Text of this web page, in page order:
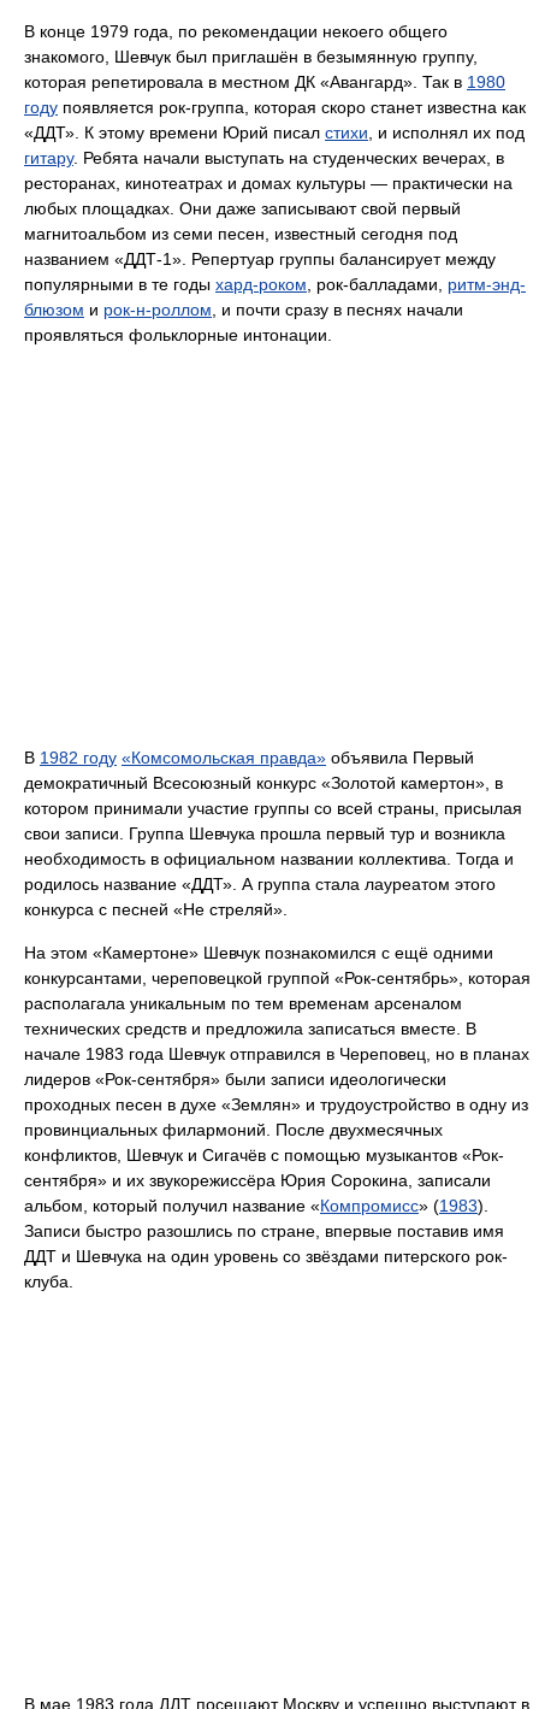
В конце 1979 года, по рекомендации некоего общего
знакомого, Шевчук был приглашён в безымянную группу,
которая репетировала в местном ДК «Авангард». Так в 1980
году появляется рок-группа, которая скоро станет известна как
«ДДТ». К этому времени Юрий писал стихи , и исполнял их под
гитару. Ребята начали выступать на студенческих вечерах, в
ресторанах, кинотеатрах и домах культуры — практически на
любых площадках. Они даже записывают свой первый
магнитоальбом из семи песен, известный сегодня под
названием «ДДТ-1». Репертуар группы балансирует между
популярными в те годы хард-роком , рок-балладами, ритм-энд-
блюзом и рок-н-роллом , и почти сразу в песнях начали
проявляться фольклорные интонации.
В 1982 году «Комсомольская правда» объявила Первый
демократичный Всесоюзный конкурс «Золотой камертон», в
котором принимали участие группы со всей страны, присылая
свои записи. Группа Шевчука прошла первый тур и возникла
необходимость в официальном названии коллектива. Тогда и
родилось название «ДДТ». А группа стала лауреатом этого
конкурса с песней «Не стреляй».
На этом «Камертоне» Шевчук познакомился с ещё одними
конкурсантами, череповецкой группой «Рок-сентябрь», которая
располагала уникальным по тем временам арсеналом
технических средств и предложила записаться вместе. В
начале 1983 года Шевчук отправился в Череповец, но в планах
лидеров «Рок-сентября» были записи идеологически
проходных песен в духе «Землян» и трудоустройство в одну из
провинциальных филармоний. После двухмесячных
конфликтов, Шевчук и Сигачёв с помощью музыкантов «Рок-
сентября» и их звукорежиссёра Юрия Сорокина, записали
альбом, который получил название «Компромисс» (1983).
Записи быстро разошлись по стране, впервые поставив имя
ДДТ и Шевчука на один уровень со звёздами питерского рок-
клуба.
В мае 1983 года ДДТ посещают Москву и успешно выступают в